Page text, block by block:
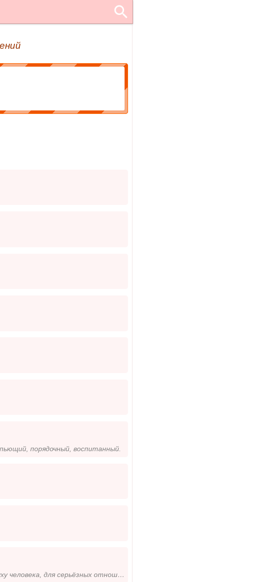
порядочный, воспитанный.
Люблю спокойный, семейный отдых. Хочу найти близкого по духу человека, для серьёзных отношений.